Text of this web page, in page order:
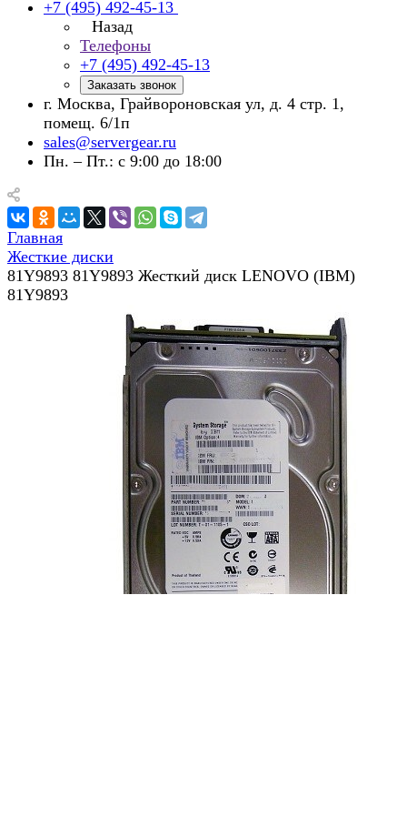
+7 (495) 492-45-13
Назад
Телефоны
+7 (495) 492-45-13
Заказать звонок
г. Москва, Грайвороновская ул, д. 4 стр. 1,
помещ. 6/1п
sales@servergear.ru
Пн. – Пт.: с 9:00 до 18:00
Главная
Жесткие диски
81Y9893 81Y9893 Жесткий диск LENOVO (IBM)
81Y9893